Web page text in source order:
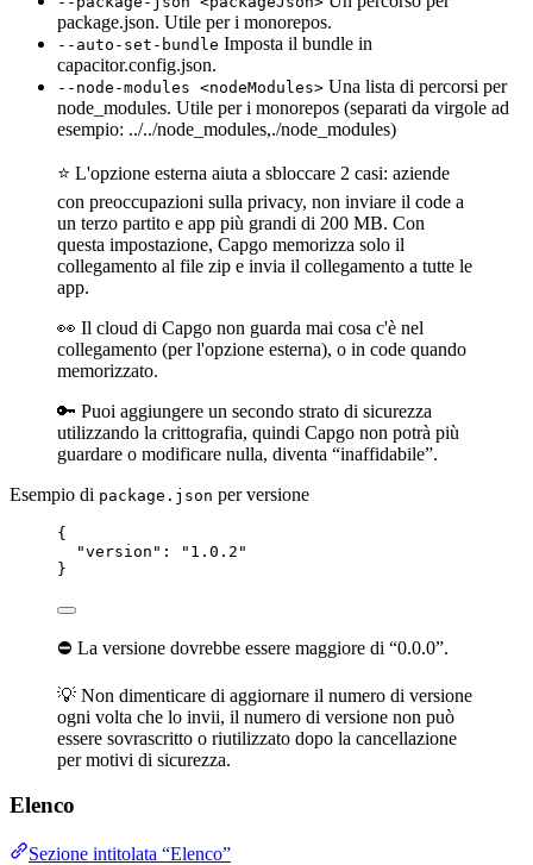
package.json. Utile per i monorepos.
--auto-set-bundle Imposta il bundle in
capacitor.config.json.
--node-modules <nodeModules> Una lista di percorsi per
node_modules. Utile per i monorepos (separati da virgole ad
esempio: ../../node_modules,./node_modules)
⭐️ L'opzione esterna aiuta a sbloccare 2 casi: aziende
con preoccupazioni sulla privacy, non inviare il code a
un terzo partito e app più grandi di 200 MB. Con
questa impostazione, Capgo memorizza solo il
collegamento al file zip e invia il collegamento a tutte le
app.
👀 Il cloud di Capgo non guarda mai cosa c'è nel
collegamento (per l'opzione esterna), o in code quando
memorizzato.
🔑 Puoi aggiungere un secondo strato di sicurezza
utilizzando la crittografia, quindi Capgo non potrà più
guardare o modificare nulla, diventa “inaffidabile”.
Esempio di package.json per versione
{
"version" :
"1.0.2"
}
⛔ La versione dovrebbe essere maggiore di “0.0.0”.
💡 Non dimenticare di aggiornare il numero di versione
ogni volta che lo invii, il numero di versione non può
essere sovrascritto o riutilizzato dopo la cancellazione
per motivi di sicurezza.
Elenco
Sezione intitolata “Elenco”